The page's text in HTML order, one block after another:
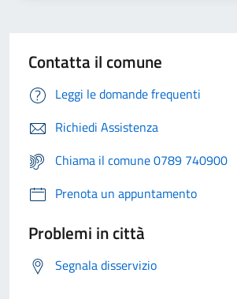
Contatta il comune
Leggi le domande frequenti
Richiedi Assistenza
Chiama il comune 0789 740900
Prenota un appuntamento
Problemi in città
Segnala disservizio